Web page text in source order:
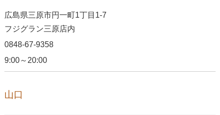
広島県三原市円一町1丁目1-7
フジグラン三原店内
0848-67-9358
9:00～20:00
山口